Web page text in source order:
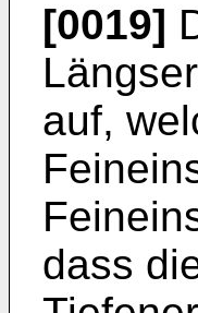
[0019]
auf,
dass